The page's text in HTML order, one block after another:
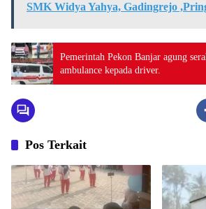
SMK Widya Yahya, Gadingrejo
Pemerintah Pekon Banjar agung
ambulance kepada driver.
Pos Terkait